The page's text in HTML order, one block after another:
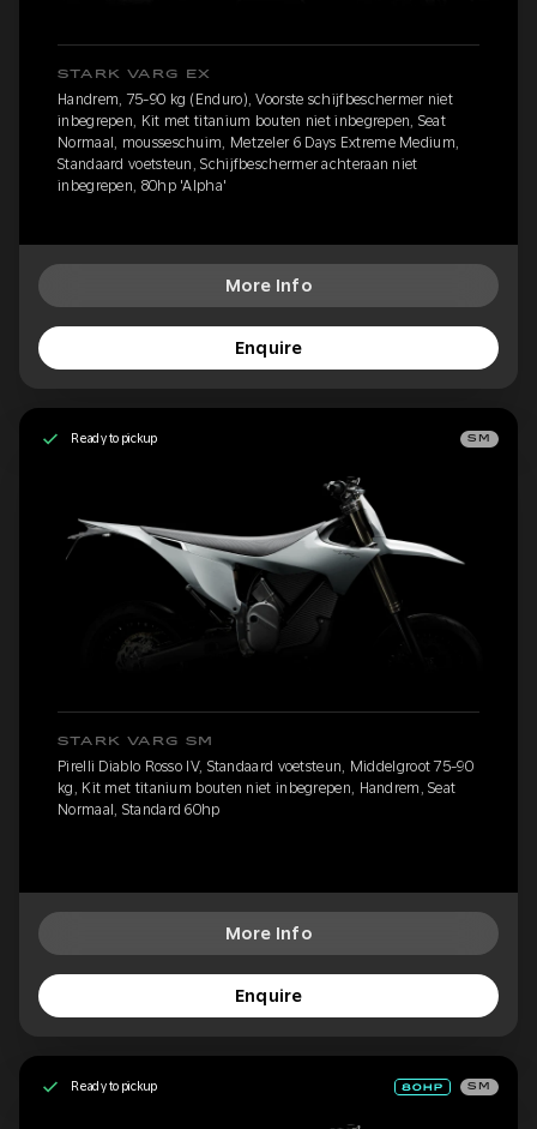
STARK VARG EX
Handrem, 75-90 kg (Enduro), Voorste schijfbeschermer niet
inbegrepen, Kit met titanium bouten niet inbegrepen, Seat
Normaal, mousseschuim, Metzeler 6 Days Extreme Medium,
Standaard voetsteun, Schijfbeschermer achteraan niet
inbegrepen, 80hp 'Alpha'
More Info
Enquire
Ready to pickup SM
STARK VARG SM
Pirelli Diablo Rosso IV, Standaard voetsteun, Middelgroot 75-90
kg, Kit met titanium bouten niet inbegrepen, Handrem, Seat
Normaal, Standard 60hp
More Info
Enquire
Ready to pickup SM